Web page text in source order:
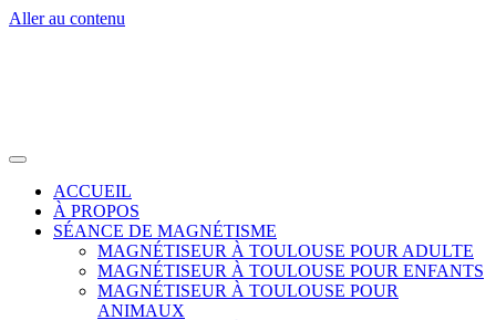
Aller au contenu
ACCUEIL
À PROPOS
SÉANCE DE MAGNÉTISME
MAGNÉTISEUR À TOULOUSE POUR ADULTE
MAGNÉTISEUR À TOULOUSE POUR ENFANTS
MAGNÉTISEUR À TOULOUSE POUR
ANIMAUX